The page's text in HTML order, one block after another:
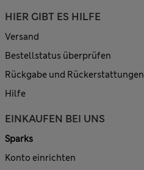
HIER GIBT ES HILFE
Versand
Bestellstatus überprüfen
Rückgabe und Rückerstattungen
Hilfe
EINKAUFEN BEI UNS
Sparks
Konto einrichten